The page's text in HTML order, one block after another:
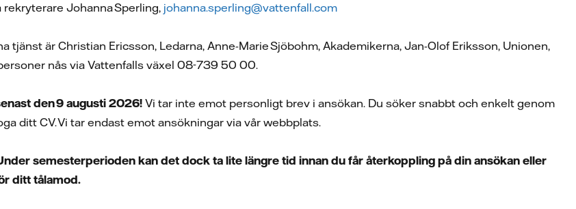
Johanna Sperling, johanna.sperling@vattenfall.com
tjänst är Christian Ericsson, Ledarna, Anne-Marie Sjöbohm, Akademikerna, Jan-Olof Eriksson, Unionen,
nås via Vattenfalls växel 08-739 50 00.
den 9 augusti 2026! Vi tar inte emot personligt brev i ansökan. Du söker snabbt och enkelt genom
ditt CV. Vi tar endast emot ansökningar via vår webbplats.
semesterperioden kan det dock ta lite längre tid innan du får återkoppling på din ansökan eller
ditt tålamod.